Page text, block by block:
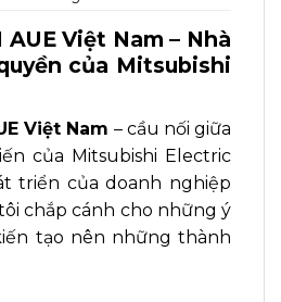
Việt Nam – Nhà
của Mitsubishi
Việt Nam – cầu nối giữa
của Mitsubishi Electric
triển của doanh nghiệp
chắp cánh cho những ý
tạo nên những thành